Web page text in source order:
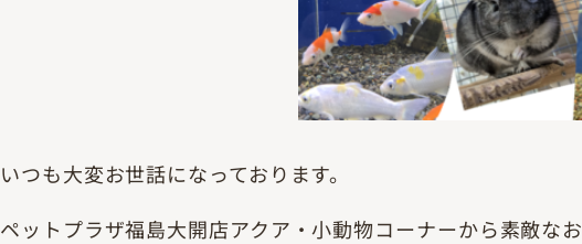
いつも大変お世話になっております。
ペットプラザ福島大開店アクア・小動物コーナーから素敵な